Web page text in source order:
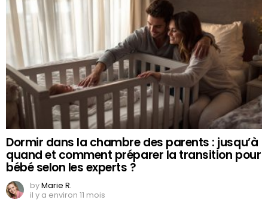
Dormir dans la chambre des parents : jusqu’à
quand et comment préparer la transition pour
bébé selon les experts ?
byMarie R.
il y a environ 11 mois